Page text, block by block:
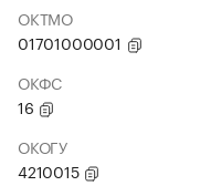
ОКТМО
01701000001
ОКФС
16
ОКОГУ
4210015